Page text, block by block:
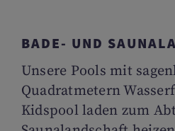
BADE- UND
Unsere Pools mit
Quadratmetern
Kidspool laden zum